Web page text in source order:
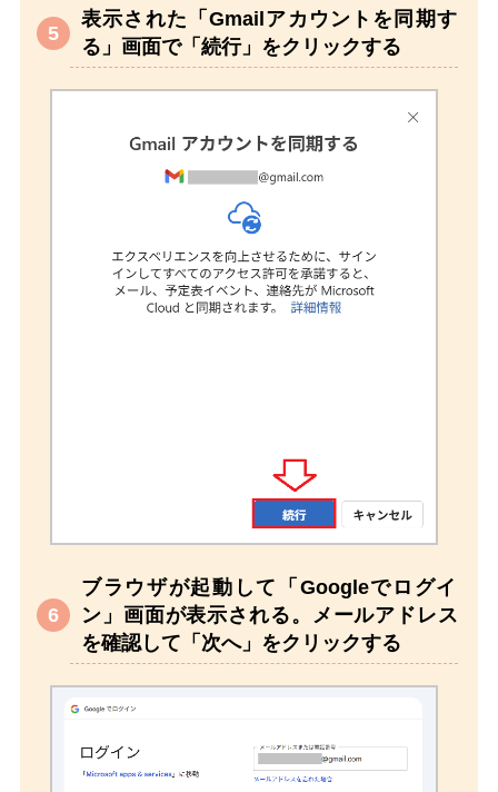
表示された「Gmailアカウントを同期す
る」画面で「続行」をクリックする
ブラウザが起動して「Googleでログイ
ン」画面が表示される。メールアドレス
を確認して「次へ」をクリックする